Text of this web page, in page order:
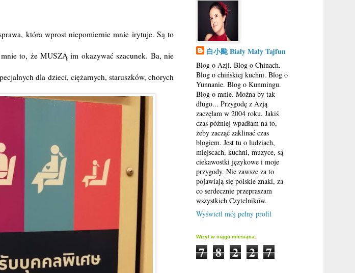
która wprost niepomiernie mnie irytuje. Są to
to, że MUSZĄ im okazywać szacunek. Ba, nie
dla dzieci, ciężarnych, staruszków, chorych
白小颱 Biały Mały Tajfun
Blog o Azji. Blog o Chinach.
Blog o chińskiej kuchni. Blog o
Yunnanie. Blog o Kunmingu.
Blog o mnie. Można by tak
długo... Przygodę z Azją
zaczęłam w 2004 roku. Jakiś
czas później wpadłam na to,
żeby zacząć zaklinać czas
blogiem. Jest tu o ludziach,
miejscach, kuchni, muzyce, są
ciekawostki językowe i moje
przygody. Nie zawsze za to
pojawiają się polskie znaki, za
co serdecznie przepraszam
wszystkich Czytelników.
Wyświetl mój pełny profil
Wizyt w ciągu miesiąca:
7 8 2 2 7